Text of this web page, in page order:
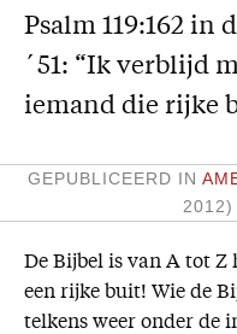
Steun AMEN
Missie
Adreswijziging
En verder
Psalm 119:162 in
´51: “Ik verblijd
iemand die rijke
GEPUBLICEERD IN
2012)
De Bijbel is van A tot Z
een rijke buit! Wie de
telkens weer onder de